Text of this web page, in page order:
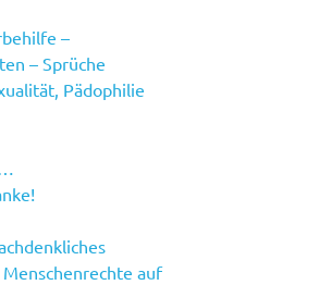
–
– Sprüche
Pädophilie
auf